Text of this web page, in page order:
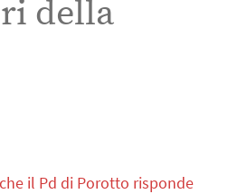
della
il Pd di Porotto risponde